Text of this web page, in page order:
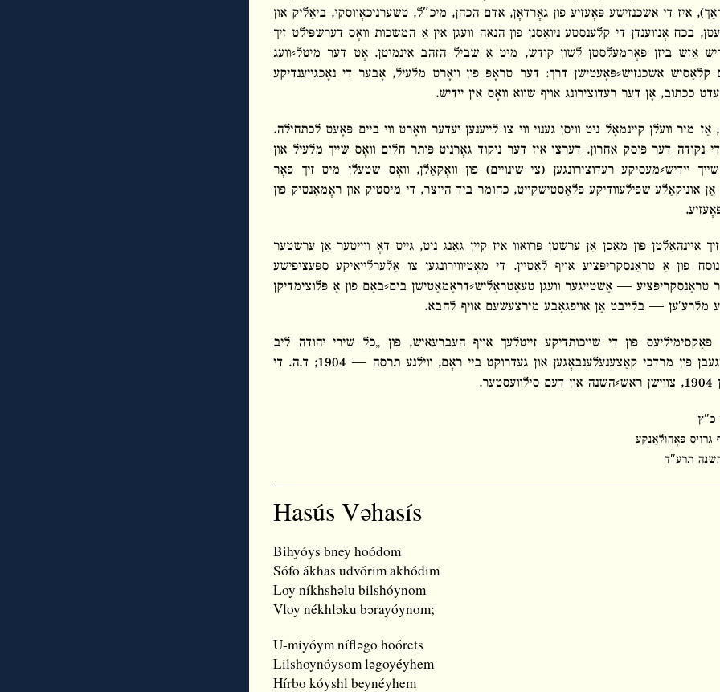
איז די אשכנזישע פּאָעזיע פון גאָרדאָן, אדם הכהן, מיכ″ל, טשערניכאָווסקי, ביאַליק און
בכח אָנווענדן די קלענסטע ניואַסנן פון הנאה וועגן אין אַ המשכות וואָס דערשפּילט זיך
אַזש ביזן פאָרמעלסטן לשון קודש, מיט אַ שביל הזהב אינמיטן. אָט דער מיטל⸗וועג
קלאַסיש אשכנזיש⸗פּאָעטישן דרך: דער טראָפּ פון וואָרט מלעיל, אָבער די נאָכגייענדיקע
ככתוב, אָן דער רעדוצירונג אויף שווא וואָס אין יידיש.
אַז מיר וועלן קיינמאָל ניט וויסן גענוי ווי צו לייענען יעדער וואָרט ווי ביים פּאָעט לכתחילה.
נקודה דער פּוסק אחרון. דערצו איז דער ניקוד גאָרניט פּותר חלום וואָס שייך מלעיל און
יידיש⸗מעסיקע רעדוצירונגען (צי שינויים) פון וואָקאַלן, וואָס שטעלן מיט זיך פאָר
אַן אוניקאַלע שפּילעוודיקע פּלאַסטישקייט, כחומר ביד היוצר, די מיסטיק און ראָמאַנטיק פון
איינהאַלטן פון מאַכן אַן ערשטן פּרואוו איז קיין גאַנג ניט, גייט דאָ ווייטער אַן ערשטער
פון אַ טראַנסקריפּציע אויף לאַטיין. די מאָטיווירונגען צו אַלערלייאיקע ספּעציפישע
טראַנסקריפּציע ― אַשטייגער וועגן טעאַטראַליש⸗דראַמאַטישן בים⸗באַם פון אַ פּלוצימדיקן
מלרע′ען ― בלייבט אַן אויפגאַבע מירצעשעם אויף להבא.
פאַקסימיליעס פון די שייכותדיקע זייטלעך אויף העברעאיש, פון „כל שירי יהודה ליב
גאָרדאָן“, אַרויסגעגעבן פון מרדכי קאַצענעלענבאָגען און געדרוקט ביי ראָם, ווילנע תרסה ― 1904; ד.ה. די
Hasús Vǝhasís
Bihyóys bney hoódom
Sófo ákhas udvórim akhódim
Loy níkhshǝlu bilshóynom
Vloy nékhlǝku bǝrayóynom;
U-miyóym níflǝgo hoórets
Lilshoynóysom lǝgoyéyhem
Hírbo kóyshl beynéyhem